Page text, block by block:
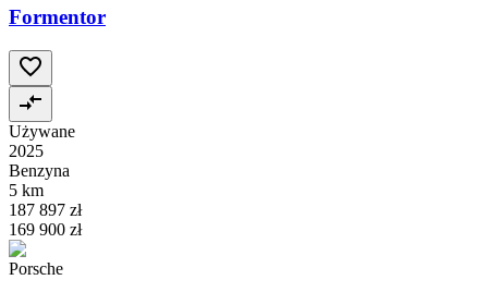
Formentor
Używane
2025
Benzyna
5 km
187 897 zł
169 900 zł
Porsche